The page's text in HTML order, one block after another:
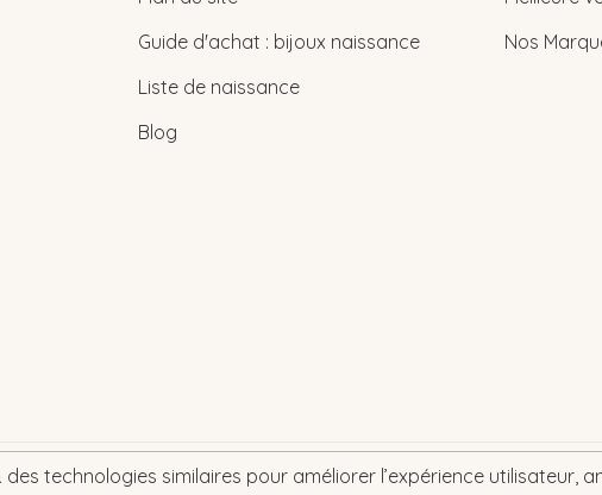
des technologies similaires pour améliorer l’expérience
Guide d'achat : bijoux naissance
Liste de naissance
Blog
Nos
2026 © bebe-cadeau.ch | baby-